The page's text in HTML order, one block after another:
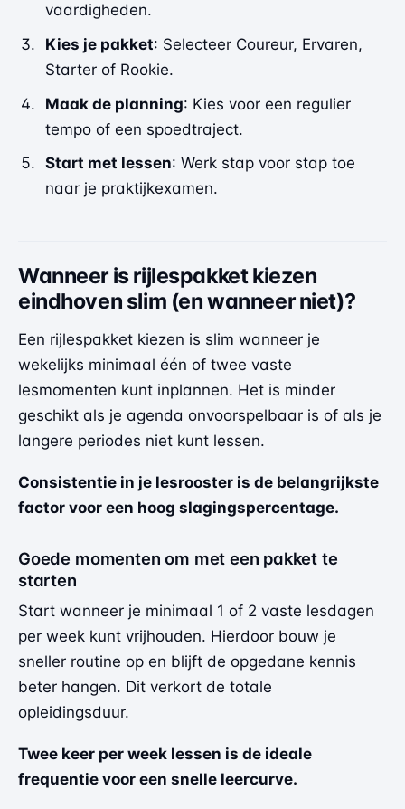
vaardigheden.
Kies je pakket: Selecteer Coureur, Ervaren,
Starter of Rookie.
Maak de planning: Kies voor een regulier
tempo of een spoedtraject.
Start met lessen: Werk stap voor stap toe
naar je praktijkexamen.
Wanneer is rijlespakket kiezen
eindhoven slim (en wanneer niet)?
Een rijlespakket kiezen is slim wanneer je
wekelijks minimaal één of twee vaste
lesmomenten kunt inplannen. Het is minder
geschikt als je agenda onvoorspelbaar is of als je
langere periodes niet kunt lessen.
Consistentie in je lesrooster is de belangrijkste
factor voor een hoog slagingspercentage.
Goede momenten om met een pakket te
starten
Start wanneer je minimaal 1 of 2 vaste lesdagen
per week kunt vrijhouden. Hierdoor bouw je
sneller routine op en blijft de opgedane kennis
beter hangen. Dit verkort de totale
opleidingsduur.
Twee keer per week lessen is de ideale
frequentie voor een snelle leercurve.